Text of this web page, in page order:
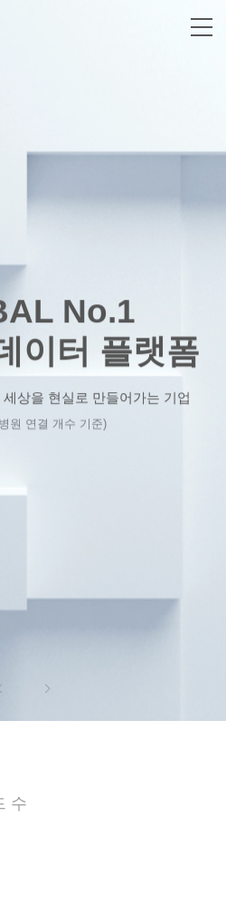
No.1
이터 플랫폼
상을 현실로 만들어가는 기업
원 연결 개수 기준)
수